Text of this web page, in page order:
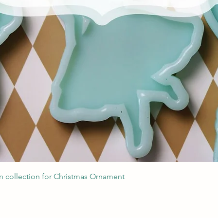
Podgląd
collection for Christmas Ornament